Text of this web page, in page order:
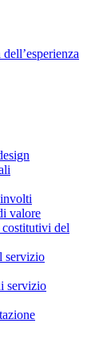
valore
del
servizio
servizio